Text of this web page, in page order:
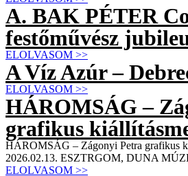
A. BAK PÉTER
festőművész
ELOLVASOM >>
A Víz Azúr –
ELOLVASOM >>
HÁROMSÁG –
grafikus
HÁROMSÁG – Zágonyi Petra grafikus
2026.02.13. ESZTRGOM, DUNA
ELOLVASOM >>